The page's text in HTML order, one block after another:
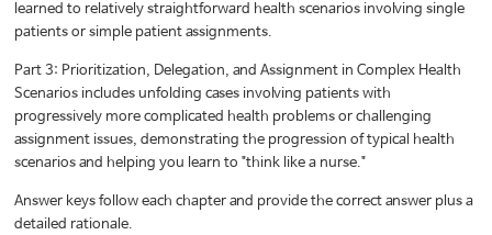
learned to relatively straightforward health scenarios involving single
patients or simple patient assignments.
Part 3: Prioritization, Delegation, and Assignment in Complex Health
Scenarios includes unfolding cases involving patients with
progressively more complicated health problems or challenging
assignment issues, demonstrating the progression of typical health
scenarios and helping you learn to "think like a nurse."
Answer keys follow each chapter and provide the correct answer plus a
detailed rationale.